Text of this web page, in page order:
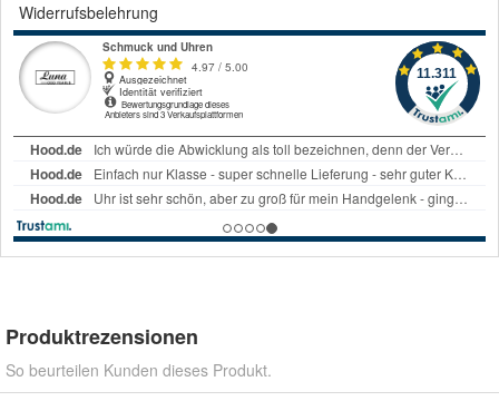
Widerrufsbelehrung
Produktrezensionen
So beurteilen Kunden dieses Produkt.